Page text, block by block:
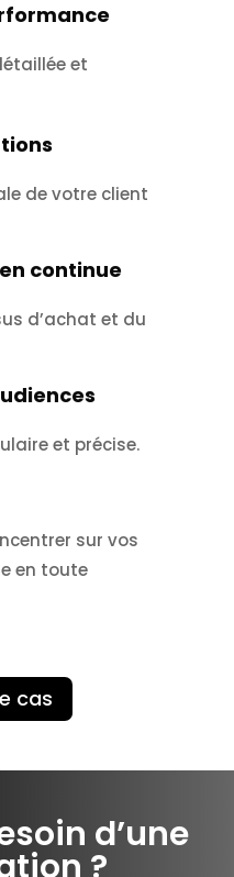
et
de votre client
continue
d’achat et du
et précise.
sur vos
en toute
cas
d’une
?